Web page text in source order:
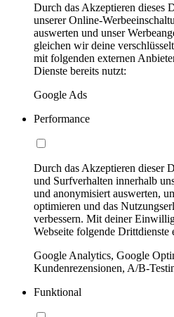
Durch das Akzeptieren dieses
unserer Online-
auswerten und unser
gleichen wir deine
mit folgenden externen
Dienste bereits nutzt:
Google Ads
Performance
Durch das Akzeptieren dieser
und Surfverhalten innerhalb
und anonymisiert auswerten,
optimieren und das
verbessern. Mit deiner
Webseite folgende Drittdienste
Google Analytics, Google
Kundenrezensionen, A/B-
Funktional